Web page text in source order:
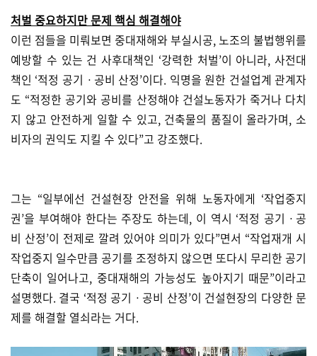
처벌 중요하지만 문제 핵심 해결해야
이런 점들을 미뤄보면 중대재해와 부실시공, 노조의 불법행위를
예방할 수 있는 건 사후대책인 ‘강력한 처벌’이 아니라, 사전대
책인 ‘적정 공기ㆍ공비 산정’이다. 익명을 원한 건설업계 관계자
도 “적정한 공기와 공비를 산정해야 건설노동자가 죽거나 다치
지 않고 안전하게 일할 수 있고, 건축물의 품질이 올라가며, 소
비자의 권익도 지킬 수 있다”고 강조했다.
그는 “일부에선 건설현장 안전을 위해 노동자에게 ‘작업중지
권’을 부여해야 한다는 주장도 하는데, 이 역시 ‘적정 공기ㆍ공
비 산정’이 전제로 깔려 있어야 의미가 있다”면서 “작업재개 시
작업중지 일수만큼 공기를 조정하지 않으면 또다시 무리한 공기
단축이 일어나고, 중대재해의 가능성도 높아지기 때문”이라고
설명했다. 결국 ‘적정 공기ㆍ공비 산정’이 건설현장의 다양한 문
제를 해결할 열쇠라는 거다.